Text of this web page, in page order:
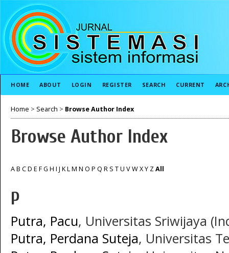
HOME ABOUT LOGIN REGISTER SEARCH CURRENT
Home > Search > Browse Author Index
Browse Author Index
AB CD E FG H I J KLM N O P Q R S TU VWXY ZAll
P
Putra, Pacu, Universitas Sriwijaya
Putra, Perdana Suteja, Universitas